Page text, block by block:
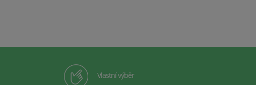
Vlastní výběr